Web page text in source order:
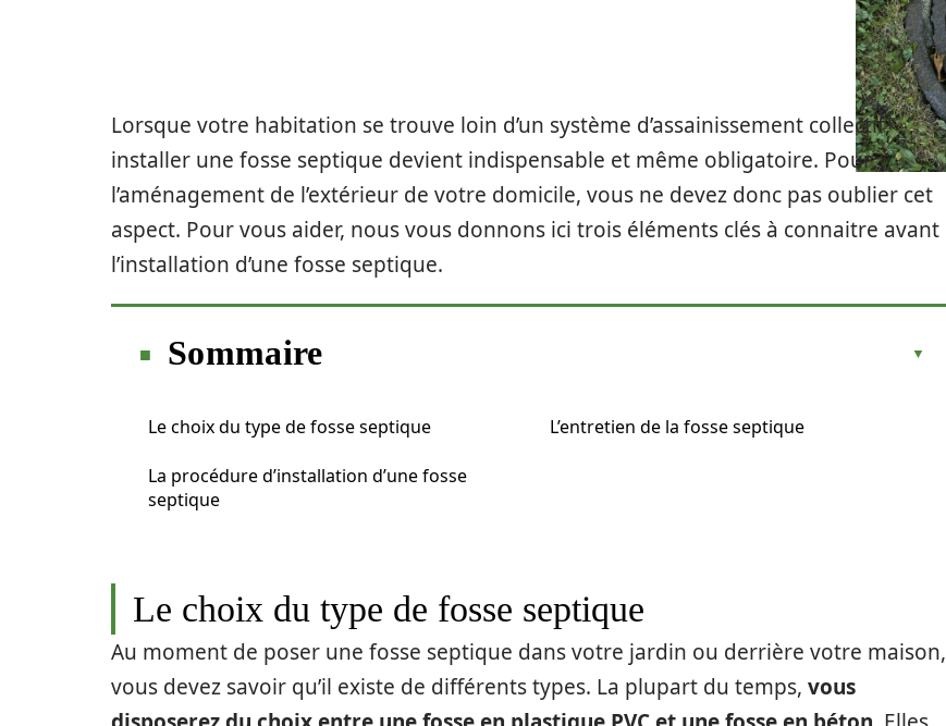
Lorsque votre habitation se trouve loin d’un système d’assainissement collectif,
installer une fosse septique devient indispensable et même obligatoire. Pour
l’aménagement de l’extérieur de votre domicile, vous ne devez donc pas oublier cet
aspect. Pour vous aider, nous vous donnons ici trois éléments clés à connaitre avant
l’installation d’une fosse septique.
Sommaire
Le choix du type de fosse septique
La procédure d’installation d’une fosse
septique
L’entretien de la fosse septique
Le choix du type de fosse septique
Au moment de poser une fosse septique dans votre jardin ou derrière votre maison,
vous devez savoir qu’il existe de différents types. La plupart du temps, vous